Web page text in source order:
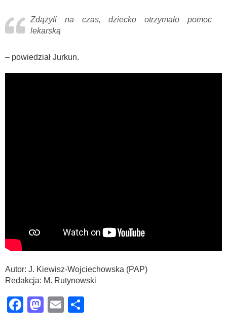
Zdążyli na czas, dziecko otrzymało pomoc
lekarską
– powiedział Jurkun.
Autor: J. Kiewisz-Wojciechowska (PAP)
Redakcja: M. Rutynowski
Facebook
Mastodon
Email